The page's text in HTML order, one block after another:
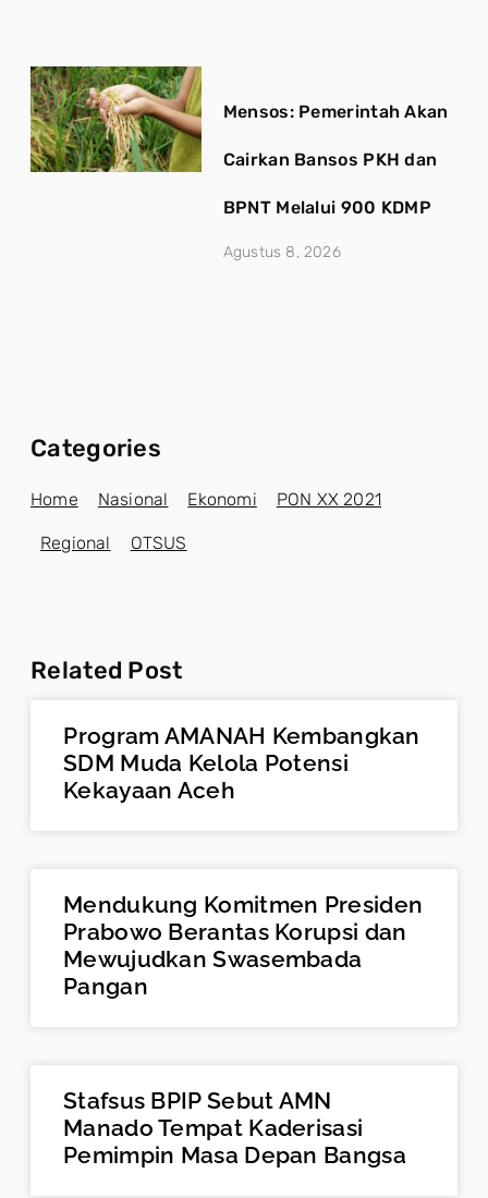
Mensos: Pemerintah Akan
Cairkan Bansos PKH dan
BPNT Melalui 900 KDMP
Agustus 8, 2026
Categories
Home Nasional Ekonomi PON XX 2021
Regional OTSUS
Related Post
⁠Program AMANAH Kembangkan
SDM Muda Kelola Potensi
Kekayaan Aceh
Mendukung Komitmen Presiden
Prabowo Berantas Korupsi dan
Mewujudkan Swasembada
Pangan
Stafsus BPIP Sebut AMN
Manado Tempat Kaderisasi
Pemimpin Masa Depan Bangsa